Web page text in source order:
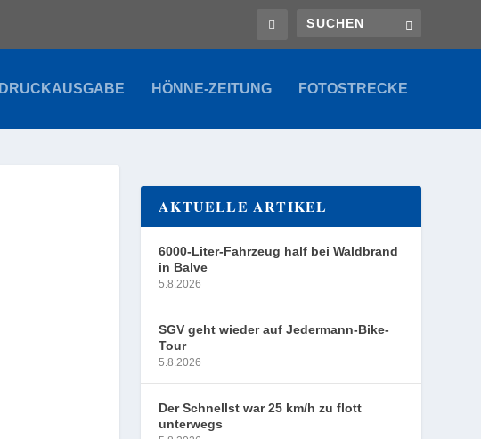
DRUCKAUSGABE HÖNNE-ZEITUNG FOTOSTRECKE
AKTUELLE ARTIKEL
6000-Liter-Fahrzeug half bei Waldbrand
in Balve
5.8.2026
SGV geht wieder auf Jedermann-Bike-
Tour
5.8.2026
Der Schnellst war 25 km/h zu flott
unterwegs